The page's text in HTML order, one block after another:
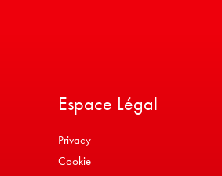
Espace Légal
Privacy
Cookie